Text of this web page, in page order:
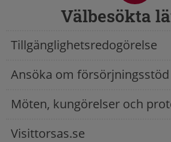
Välbesökta
Tillgänglighetsredogörelse
Ansöka om försörjningsstöd
Möten, kungörelser och
Visittorsas.se